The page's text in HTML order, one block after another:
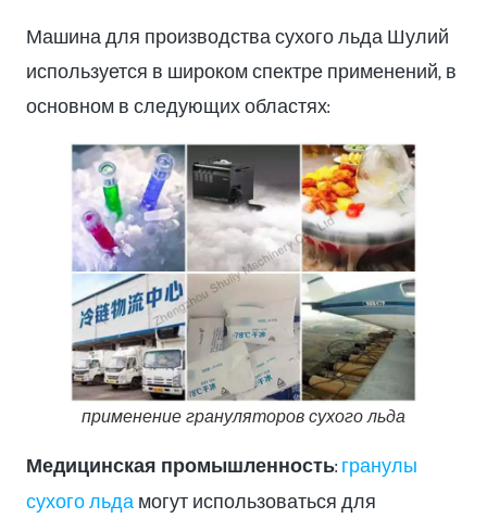
Машина для производства сухого льда Шулий
используется в широком спектре применений, в
основном в следующих областях:
применение грануляторов сухого льда
Медицинская промышленность:гранулы
сухого льдамогут использоваться для